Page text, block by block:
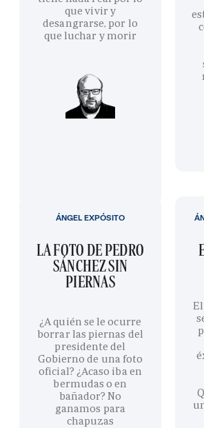
que vivir y
desangrarse, por lo
que luchar y morir
LA FOTO DE PEDRO
SÁNCHEZ SIN
PIERNAS
¿A quién se le ocurre
borrar las piernas del
presidente del
Gobierno de una foto
oficial? ¿Acaso iba en
bermudas o en
bañador? No
ganamos para
chapuzas
ÁNGEL EXPÓSITO